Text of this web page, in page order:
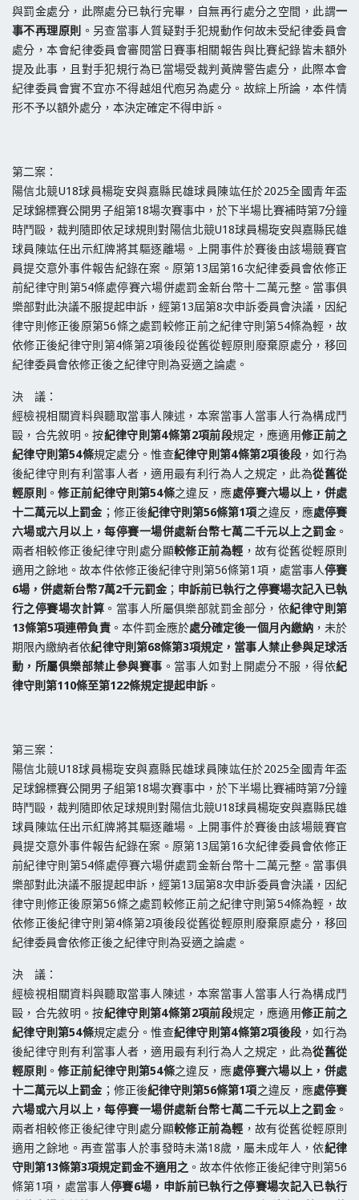
與罰金處分，此際處分已執行完畢，自無再行處分之空間，此謂一
事不再理原則 。另查當事人質疑對手犯規動作何故未受紀律委員會
處分，本會紀律委員會審閱當日賽事相關報告與比賽紀錄皆未額外
提及此事，且對手犯規行為已當場受裁判黃牌警告處分，此際本會
紀律委員會實不宜亦不得越俎代庖另為處分。故綜上所論，本件情
形不予以額外處分，本決定確定不得申訴。
第二案：
陽信北競U18球員楊琁安與嘉縣民雄球員陳竑任於2025全國青年盃
足球錦標賽公開男子組第18場次賽事中，於下半場比賽補時第7分鐘
時鬥毆，裁判隨即依足球規則對陽信北競U18球員楊琁安與嘉縣民雄
球員陳竑任出示紅牌將其驅逐離場。上開事件於賽後由該場競賽官
員提交意外事件報告紀錄在案。原第13屆第16次紀律委員會依修正
前紀律守則第54條處停賽六場併處罰金新台幣十二萬元整。當事俱
樂部對此決議不服提起申訴，經第13屆第8次申訴委員會決議，因紀
律守則修正後原第56條之處罰較修正前之紀律守則第54條為輕，故
依修正後紀律守則第4條第2項後段從舊從輕原則廢棄原處分，移回
紀律委員會依修正後之紀律守則為妥適之論處。
決 議：
經檢視相關資料與聽取當事人陳述，本案當事人當事人行為構成鬥
毆，合先敘明。按紀律守則第4條第2項前段規定，應適用修正前之
紀律守則第54條規定處分。惟查紀律守則第4條第2項後段 ，如行為
後紀律守則有利當事人者，適用最有利行為人之規定，此為從舊從
輕原則 。修正前紀律守則第54條之違反，應處停賽六場以上，併處
十二萬元以上罰金；修正後紀律守則第56條第1項之違反，應處停賽
六場或六月以上，每停賽一場併處新台幣七萬二千元以上之罰金。
兩者相較修正後紀律守則處分顯較修正前為輕 ，故有從舊從輕原則
適用之餘地。故本件依修正後紀律守則第56條第1項，處當事人停賽
6場，併處新台幣7萬2千元罰金； 申訴前已執行之停賽場次記入已執
行之停賽場次計算 。當事人所屬俱樂部就罰金部分，依紀律守則第
13條第5項連帶負責。本件罰金應於處分確定後一個月內繳納，未於
期限內繳納者依紀律守則第68條第3項規定，當事人禁止參與足球活
動，所屬俱樂部禁止參與賽事 。當事人如對上開處分不服，得依紀
律守則第110條至第122條規定提起申訴 。
第三案：
陽信北競U18球員楊琁安與嘉縣民雄球員陳竑任於2025全國青年盃
足球錦標賽公開男子組第18場次賽事中，於下半場比賽補時第7分鐘
時鬥毆，裁判隨即依足球規則對陽信北競U18球員楊琁安與嘉縣民雄
球員陳竑任出示紅牌將其驅逐離場。上開事件於賽後由該場競賽官
員提交意外事件報告紀錄在案。原第13屆第16次紀律委員會依修正
前紀律守則第54條處停賽六場併處罰金新台幣十二萬元整。當事俱
樂部對此決議不服提起申訴，經第13屆第8次申訴委員會決議，因紀
律守則修正後原第56條之處罰較修正前之紀律守則第54條為輕，故
依修正後紀律守則第4條第2項後段從舊從輕原則廢棄原處分，移回
紀律委員會依修正後之紀律守則為妥適之論處。
決 議：
經檢視相關資料與聽取當事人陳述，本案當事人當事人行為構成鬥
毆，合先敘明。按紀律守則第4條第2項前段規定，應適用修正前之
紀律守則第54條規定處分。惟查紀律守則第4條第2項後段 ，如行為
後紀律守則有利當事人者，適用最有利行為人之規定，此為從舊從
輕原則 。修正前紀律守則第54條之違反，應處停賽六場以上，併處
十二萬元以上罰金；修正後紀律守則第56條第1項之違反，應處停賽
六場或六月以上，每停賽一場併處新台幣七萬二千元以上之罰金。
兩者相較修正後紀律守則處分顯較修正前為輕 ，故有從舊從輕原則
適用之餘地。再查當事人於事發時未滿18歲，屬未成年人，依紀律
守則第13條第3項規定罰金不適用之 。故本件依修正後紀律守則第56
條第1項，處當事人停賽6場，申訴前已執行之停賽場次記入已執行